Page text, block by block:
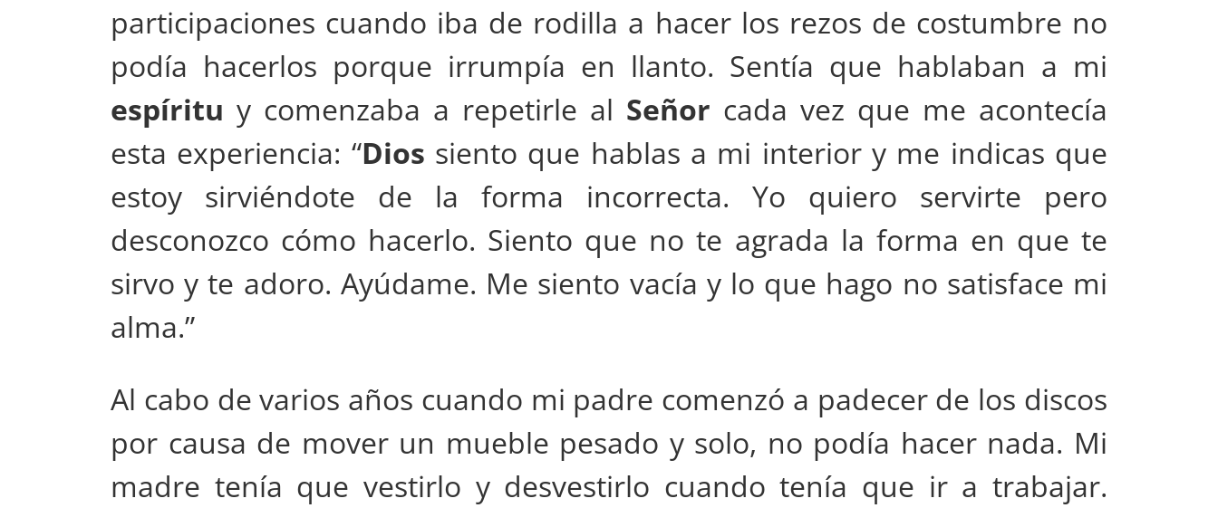
participaciones cuando iba de rodilla a hacer los rezos de costumbre no
podía hacerlos porque irrumpía en llanto. Sentía que hablaban a mi
espíritu y comenzaba a repetirle al Señor cada vez que me acontecía
esta experiencia: “Dios siento que hablas a mi interior y me indicas que
estoy sirviéndote de la forma incorrecta. Yo quiero servirte pero
desconozco cómo hacerlo. Siento que no te agrada la forma en que te
sirvo y te adoro. Ayúdame. Me siento vacía y lo que hago no satisface mi
alma.”
Al cabo de varios años cuando mi padre comenzó a padecer de los discos
por causa de mover un mueble pesado y solo, no podía hacer nada. Mi
madre tenía que vestirlo y desvestirlo cuando tenía que ir a trabajar.